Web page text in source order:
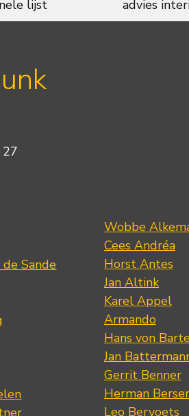
lijst advies
27
de Sande
Wobbe
Cees Andréa
Horst Antes
Jan Altink
Karel Appel
Armando
Hans von
Jan
Gerrit Benner
Herman
Leo Bervoets